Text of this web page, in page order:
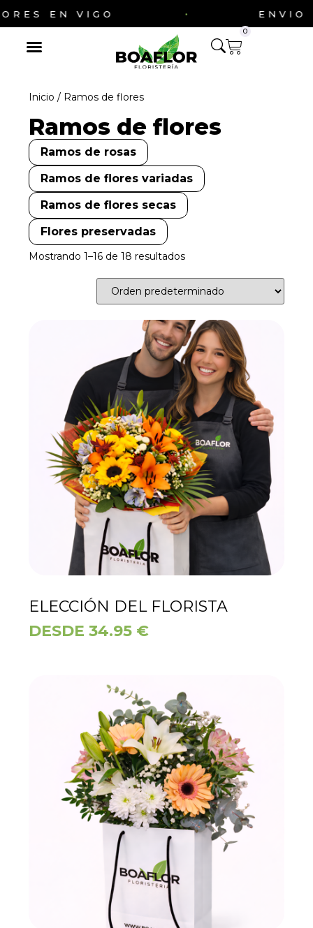
VIGO ENVIO DE
0
Inicio / Ramos de flores
Ramos de flores
Ramos de rosas
Ramos de flores variadas
Ramos de flores secas
Flores preservadas
Mostrando 1–16 de 18 resultados
ELECCIÓN DEL FLORISTA
DESDE 34.95 €